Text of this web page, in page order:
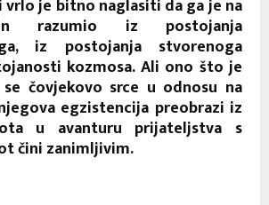
je bitno naglasiti da ga je na
razumio iz postojanja
iz postojanja stvorenoga
kozmosa. Ali ono što je
čovjekovo srce u odnosu na
egzistencija preobrazi iz
u avanturu prijateljstva s
čini zanimljivim.